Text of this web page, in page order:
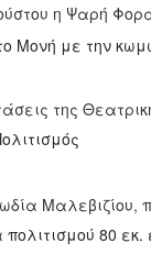
η Ψαρή
της
Μαλεβιζίου,